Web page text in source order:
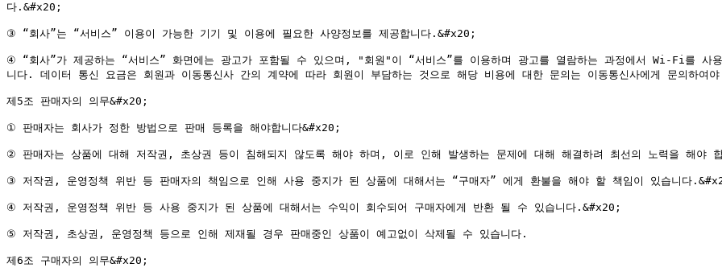
다.&#x20;
③ “회사”는 “서비스” 이용이 가능한 기기 및 이용에 필요한 사양정보를 제공합니다.&#x20;
④ “회사”가 제공하는 “서비스” 화면에는 광고가 포함될 수 있으며, "회원"이 “서비스”를 이용하며 광고를 열람하는 과정에서 Wi-Fi를 사
니다. 데이터 통신 요금은 회원과 이동통신사 간의 계약에 따라 회원이 부담하는 것으로 해당 비용에 대한 문의는 이동통신사에게 문의하여
제5조 판매자의 의무&#x20;
① 판매자는 회사가 정한 방법으로 판매 등록을 해야합니다&#x20;
② 판매자는 상품에 대해 저작권, 초상권 등이 침해되지 않도록 해야 하며, 이로 인해 발생하는 문제에 대해 해결하려 최선의 노력을 해야
③ 저작권, 운영정책 위반 등 판매자의 책임으로 인해 사용 중지가 된 상품에 대해서는 “구매자” 에게 환불을 해야 할 책임이 있습니다
④ 저작권, 운영정책 위반 등 사용 중지가 된 상품에 대해서는 수익이 회수되어 구매자에게 반환 될 수 있습니다.&#x20;
⑤ 저작권, 초상권, 운영정책 등으로 인해 제재될 경우 판매중인 상품이 예고없이 삭제될 수 있습니다.
제6조 구매자의 의무&#x20;